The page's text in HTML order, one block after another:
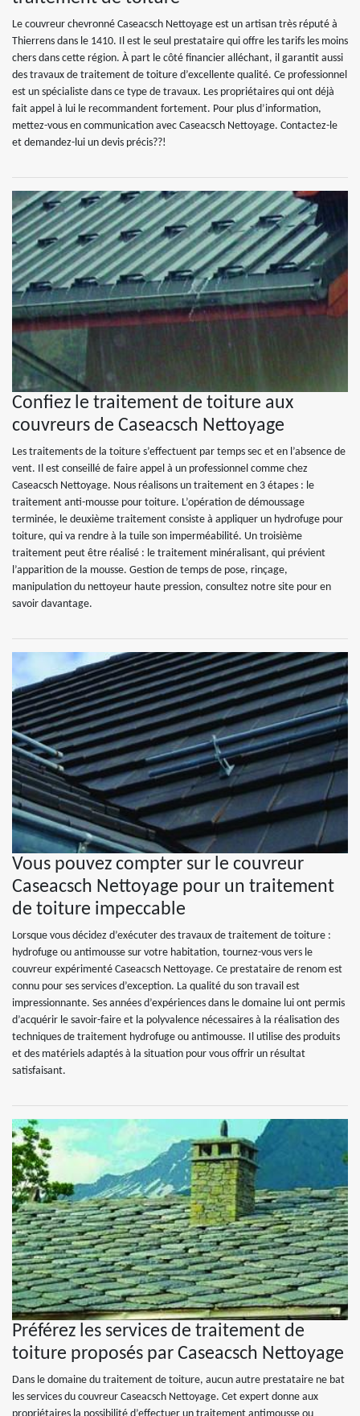
Le couvreur chevronné Caseacsch Nettoyage est un artisan très réputé à
Thierrens dans le 1410. Il est le seul prestataire qui offre les tarifs les moins
chers dans cette région. À part le côté financier alléchant, il garantit aussi
des travaux de traitement de toiture d’excellente qualité. Ce professionnel
est un spécialiste dans ce type de travaux. Les propriétaires qui ont déjà
fait appel à lui le recommandent fortement. Pour plus d’information,
mettez-vous en communication avec Caseacsch Nettoyage. Contactez-le
et demandez-lui un devis précis??!
Confiez le traitement de toiture aux
couvreurs de Caseacsch Nettoyage
Les traitements de la toiture s’effectuent par temps sec et en l’absence de
vent. Il est conseillé de faire appel à un professionnel comme chez
Caseacsch Nettoyage. Nous réalisons un traitement en 3 étapes : le
traitement anti-mousse pour toiture. L’opération de démoussage
terminée, le deuxième traitement consiste à appliquer un hydrofuge pour
toiture, qui va rendre à la tuile son imperméabilité. Un troisième
traitement peut être réalisé : le traitement minéralisant, qui prévient
l’apparition de la mousse. Gestion de temps de pose, rinçage,
manipulation du nettoyeur haute pression, consultez notre site pour en
savoir davantage.
Vous pouvez compter sur le couvreur
Caseacsch Nettoyage pour un traitement
de toiture impeccable
Lorsque vous décidez d’exécuter des travaux de traitement de toiture :
hydrofuge ou antimousse sur votre habitation, tournez-vous vers le
couvreur expérimenté Caseacsch Nettoyage. Ce prestataire de renom est
connu pour ses services d’exception. La qualité du son travail est
impressionnante. Ses années d’expériences dans le domaine lui ont permis
d’acquérir le savoir-faire et la polyvalence nécessaires à la réalisation des
techniques de traitement hydrofuge ou antimousse. Il utilise des produits
et des matériels adaptés à la situation pour vous offrir un résultat
satisfaisant.
Préférez les services de traitement de
toiture proposés par Caseacsch Nettoyage
Dans le domaine du traitement de toiture, aucun autre prestataire ne bat
les services du couvreur Caseacsch Nettoyage. Cet expert donne aux